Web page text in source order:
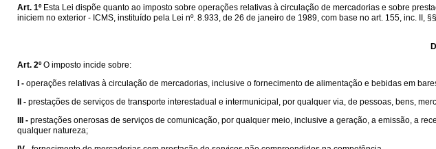
Art. 1º Esta Lei dispõe quanto ao imposto sobre operações relativas à circulação de mercadorias e sobre
iniciem no exterior - ICMS, instituído pela Lei nº. 8.933, de 26 de janeiro de 1989, com base no art. 155, inc. II,
Art. 2º O imposto incide sobre:
I - operações relativas à circulação de mercadorias, inclusive o fornecimento de alimentação e bebidas em
II - prestações de serviços de transporte interestadual e intermunicipal, por qualquer via, de pessoas, bens,
III - prestações onerosas de serviços de comunicação, por qualquer meio, inclusive a geração, a emissão, a
qualquer natureza;